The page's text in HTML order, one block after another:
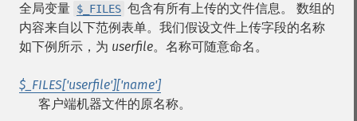
全局变量 $_FILES 包含有所有上传的文件信息。 数组的
内容来自以下范例表单。我们假设文件上传字段的名称
如下例所示，为 userfile。名称可随意命名。
$_FILES['userfile']['name']
客户端机器文件的原名称。